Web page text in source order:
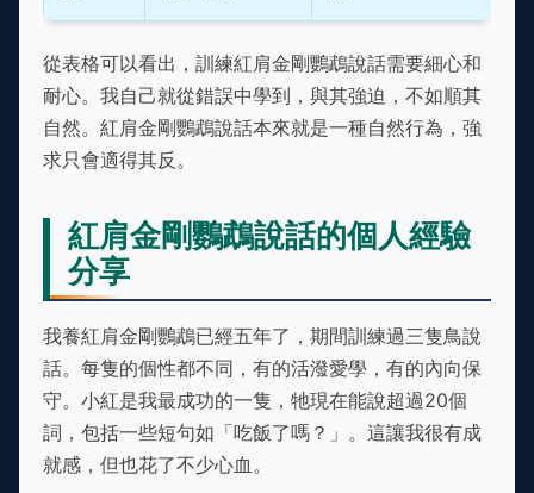
從表格可以看出，訓練紅肩金剛鸚鵡說話需要細心和
耐心。我自己就從錯誤中學到，與其強迫，不如順其
自然。紅肩金剛鸚鵡說話本來就是一種自然行為，強
求只會適得其反。
紅肩金剛鸚鵡說話的個人經驗
分享
我養紅肩金剛鸚鵡已經五年了，期間訓練過三隻鳥說
話。每隻的個性都不同，有的活潑愛學，有的內向保
守。小紅是我最成功的一隻，牠現在能說超過20個
詞，包括一些短句如「吃飯了嗎？」。這讓我很有成
就感，但也花了不少心血。